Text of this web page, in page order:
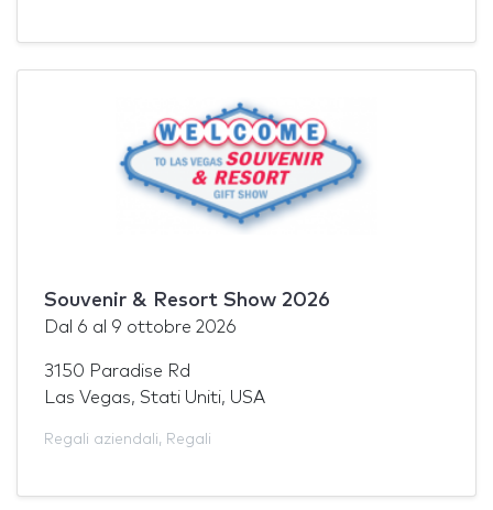
Souvenir & Resort Show 2026
Dal 6 al 9 ottobre 2026
3150 Paradise Rd
Las Vegas, Stati Uniti, USA
Regali aziendali, Regali